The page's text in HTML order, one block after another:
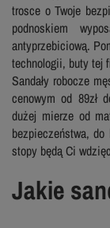
trosce o Twoje
podnoskiem
antyprzebiciową.
technologii, buty tej
Sandały robocze
cenowym od 89zł
dużej mierze od
bezpieczeństwa,
stopy będą Ci
Jakie